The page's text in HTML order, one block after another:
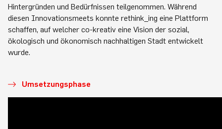
Hintergründen und Bedürfnissen teilgenommen. Während
diesen Innovationsmeets konnte rethink_ing eine Plattform
schaffen, auf welcher co-kreativ eine Vision der sozial,
ökologisch und ökonomisch nachhaltigen Stadt entwickelt
wurde.
Umsetzungsphase